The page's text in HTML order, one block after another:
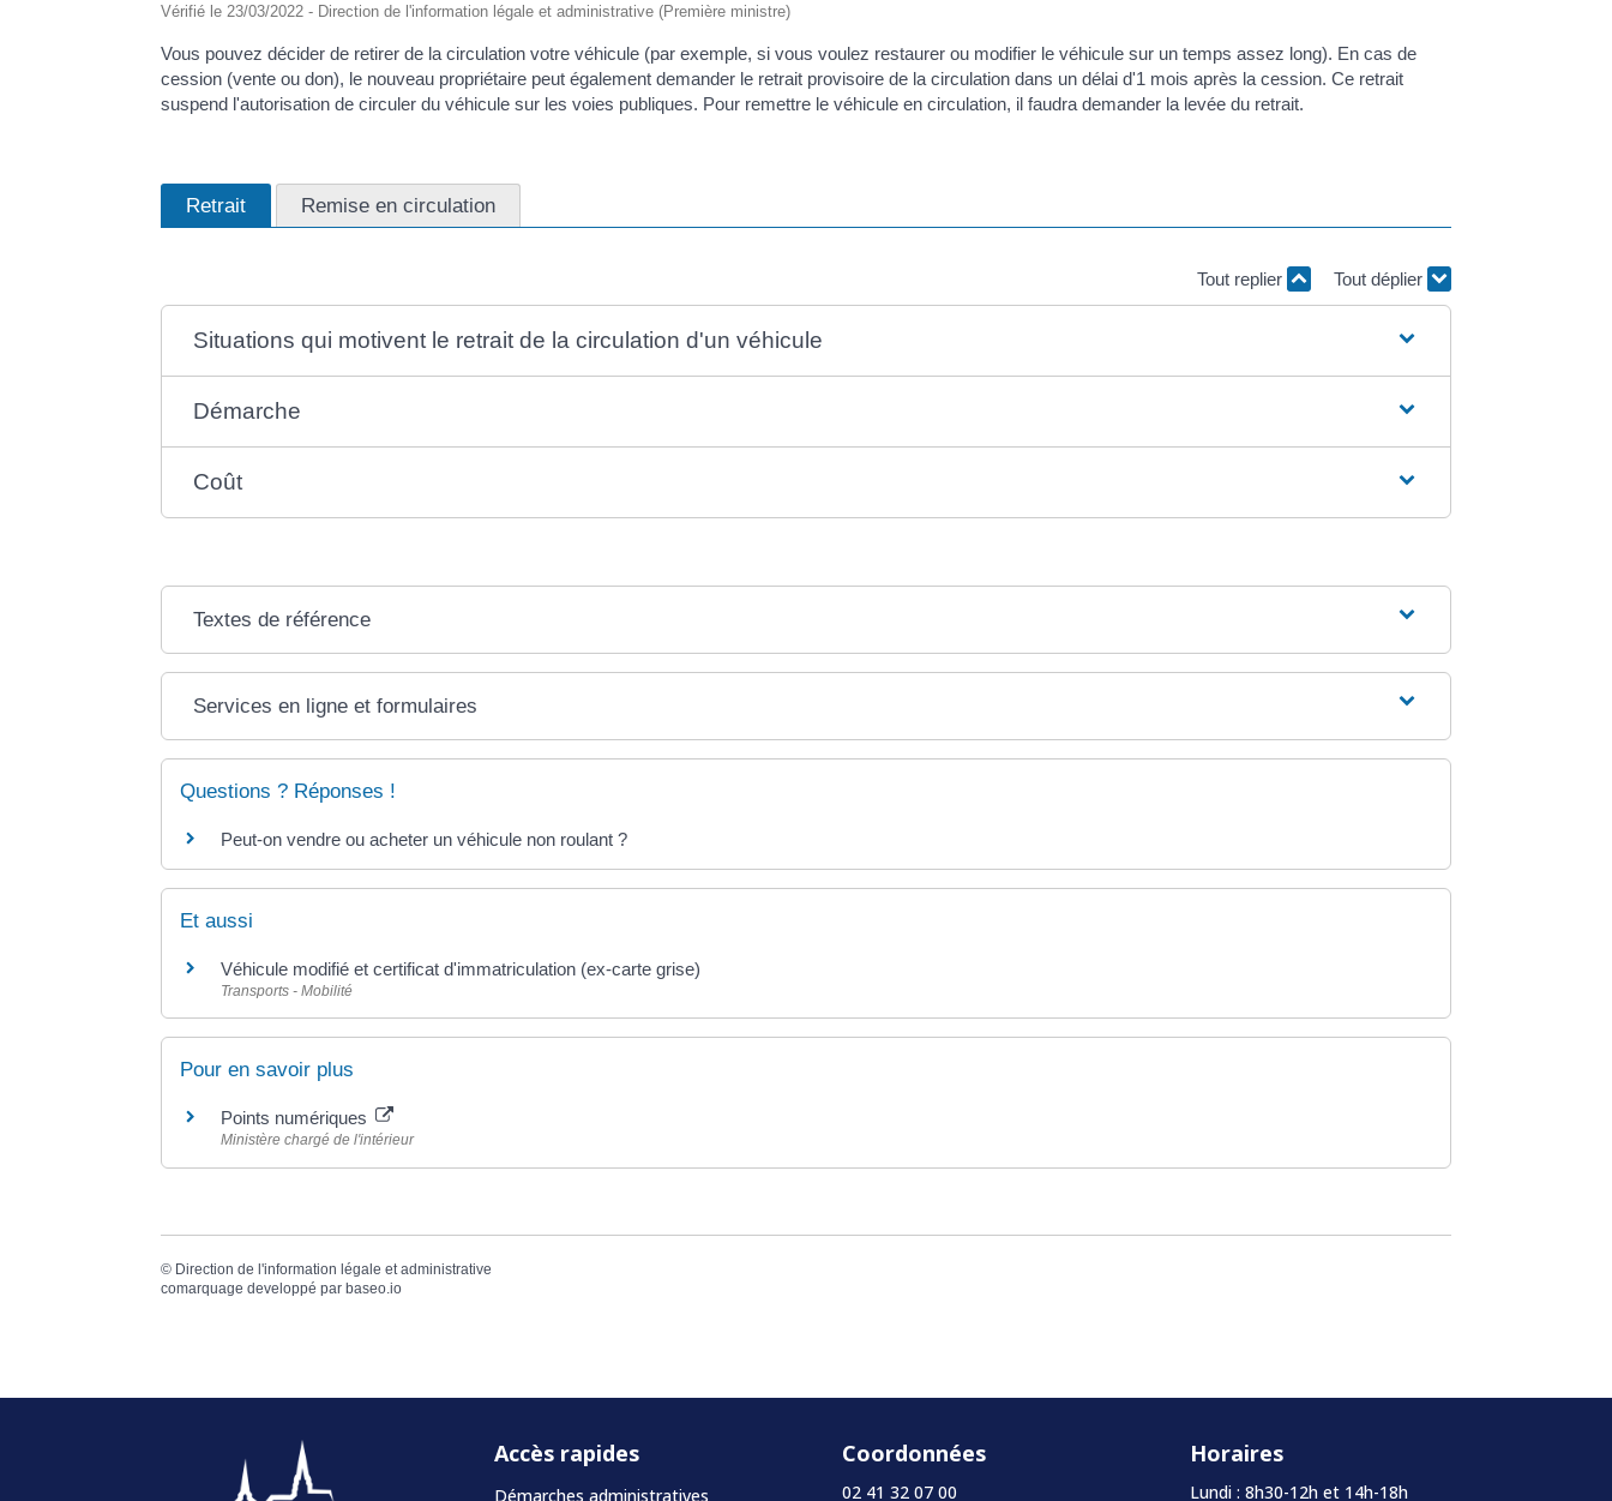
Vérifié le 23/03/2022 - Direction de l'information légale et administrative (Première ministre)
Vous pouvez décider de retirer de la circulation votre véhicule (par exemple, si vous voulez restaurer ou modifier le véhicule sur un temps assez long). En cas de
cession (vente ou don), le nouveau propriétaire peut également demander le retrait provisoire de la circulation dans un délai d'1 mois après la cession. Ce retrait
suspend l'autorisation de circuler du véhicule sur les voies publiques. Pour remettre le véhicule en circulation, il faudra demander la levée du retrait.
Retrait Remise en circulation
Tout replier Tout déplier
Situations qui motivent le retrait de la circulation d'un véhicule
Démarche
Coût
Textes de référence
Services en ligne et formulaires
Questions ? Réponses !
Peut-on vendre ou acheter un véhicule non roulant ?
Et aussi
Véhicule modifié et certificat d'immatriculation (ex-carte grise)
Transports - Mobilité
Pour en savoir plus
Points numériques
Ministère chargé de l'intérieur
© Direction de l'information légale et administrative
comarquage developpé parbaseo.io
Accès rapides
Démarches administratives
Coordonnées
02 41 32 07 00
Horaires
Lundi : 8h30-12h et 14h-18h